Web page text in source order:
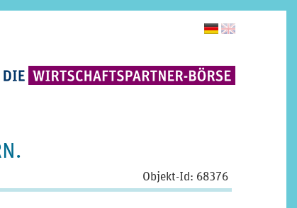
Objekt-Id: 68376